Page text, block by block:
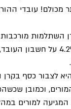
מכולם! עובדי
מורכבות מ12.6%
לצבור כסף
וכמובן
למורים